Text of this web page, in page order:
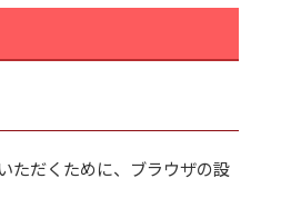
ただくために、ブラウザの設